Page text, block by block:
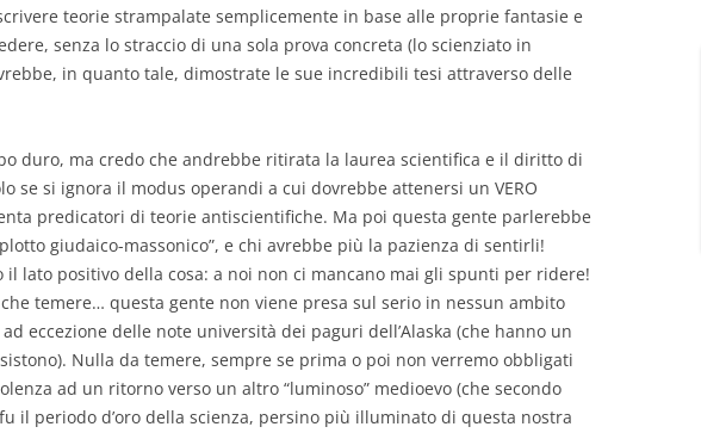
teorie strampalate semplicemente in base alle proprie fantasie e
senza lo straccio di una sola prova concreta (lo scienziato in
in quanto tale, dimostrate le sue incredibili tesi attraverso delle
duro, ma credo che andrebbe ritirata la laurea scientifica e il diritto di
se si ignora il modus operandi a cui dovrebbe attenersi un VERO
predicatori di teorie antiscientifiche. Ma poi questa gente parlerebbe
giudaico-massonico”, e chi avrebbe più la pazienza di sentirli!
lato positivo della cosa: a noi non ci mancano mai gli spunti per ridere!
temere… questa gente non viene presa sul serio in nessun ambito
eccezione delle note università dei paguri dell’Alaska (che hanno un
Nulla da temere, sempre se prima o poi non verremo obbligati
ad un ritorno verso un altro “luminoso” medioevo (che secondo
il periodo d’oro della scienza, persino più illuminato di questa nostra